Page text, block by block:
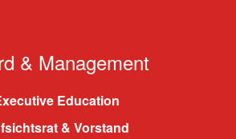
& Management
Education
& Vorstand